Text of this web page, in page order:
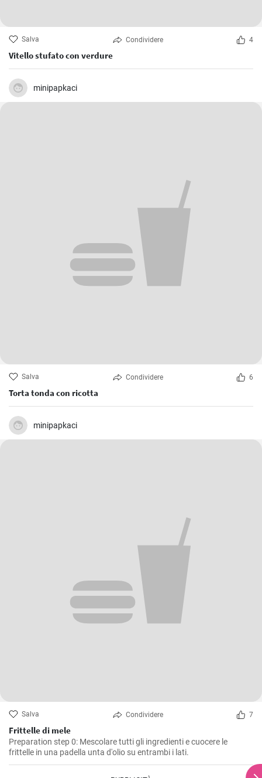
Salva Condividere 4
Vitello stufato con verdure
minipapkaci
Salva Condividere 6
Torta tonda con ricotta
minipapkaci
Salva Condividere 7
Frittelle di mele
Preparation step 0: Mescolare tutti gli ingredienti e cuocere le
frittelle in una padella unta d'olio su entrambi i lati.